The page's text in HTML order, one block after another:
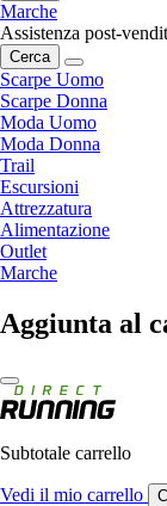
Marche
Assistenza post-
Cerca
Scarpe Uomo
Scarpe Donna
Moda Uomo
Moda Donna
Trail
Escursioni
Attrezzatura
Alimentazione
Outlet
Marche
Aggiunta al
Subtotale carrello
Vedi il mio carrello